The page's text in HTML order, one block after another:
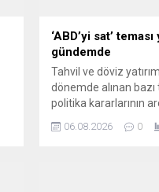
‘ABD’yi sat’
gündemde
Tahvil ve döviz
dönemde alınan bazı
politika kararlarının
sat' temasını yeniden
almayı
06.08.2026 0